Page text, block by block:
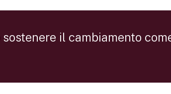
sostenere il cambiamento